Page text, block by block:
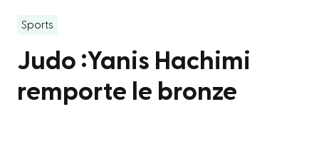
Sports
Judo :Yanis Hachimi
remporte le bronze